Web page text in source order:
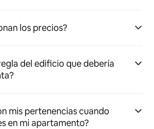
los precios?
del edificio que debería
mis pertenencias cuando
en mi apartamento?